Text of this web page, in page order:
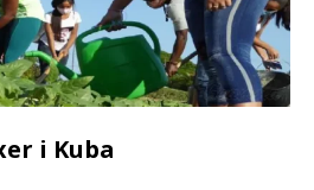
i Kuba